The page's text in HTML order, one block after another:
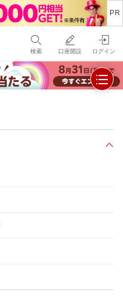
検索 口座開設 ログイン